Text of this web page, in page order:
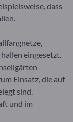
dass
eingesetzt.
Einsatz, die auf
sind.
und im